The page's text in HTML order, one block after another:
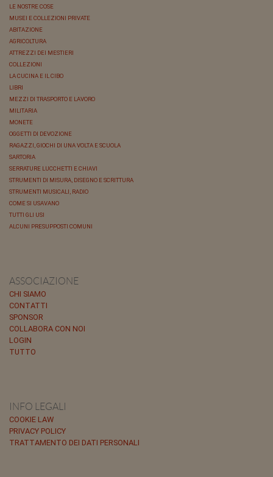
LE NOSTRE COSE
MUSEI E COLLEZIONI PRIVATE
ABITAZIONE
AGRICOLTURA
ATTREZZI DEI MESTIERI
COLLEZIONI
LA CUCINA E IL CIBO
LIBRI
MEZZI DI TRASPORTO E LAVORO
MILITARIA
MONETE
OGGETTI DI DEVOZIONE
RAGAZZI, GIOCHI DI UNA VOLTA E SCUOLA
SARTORIA
SERRATURE LUCCHETTI E CHIAVI
STRUMENTI DI MISURA, DISEGNO E SCRITTURA
STRUMENTI MUSICALI, RADIO
COME SI USAVANO
TUTTI GLI USI
ALCUNI PRESUPPOSTI COMUNI
ASSOCIAZIONE
CHI SIAMO
CONTATTI
SPONSOR
COLLABORA CON NOI
LOGIN
TUTTO
INFO LEGALI
COOKIE LAW
PRIVACY POLICY
TRATTAMENTO DEI DATI PERSONALI